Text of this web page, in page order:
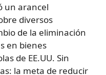
un arancel
diversos
de la eliminación
en bienes
de EE.UU. Sin
la meta de reducir